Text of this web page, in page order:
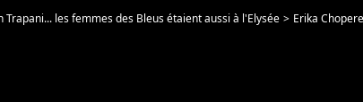
Trapani... les femmes des Bleus étaient aussi à l'Elysée Erika Choperena et sa